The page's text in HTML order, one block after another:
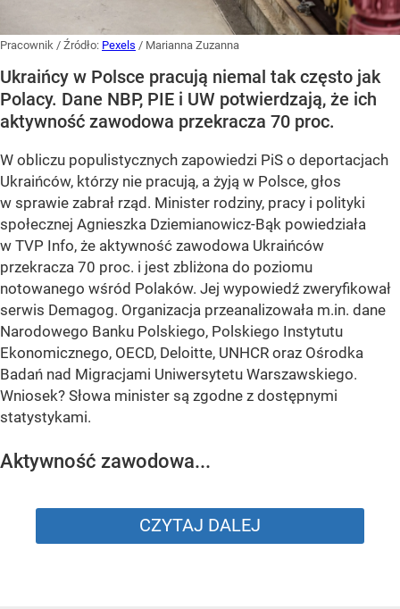
Pracownik / Źródło: Pexels / Marianna Zuzanna
Ukraińcy w Polsce pracują niemal tak często jak
Polacy. Dane NBP, PIE i UW potwierdzają, że ich
aktywność zawodowa przekracza 70 proc.
W obliczu populistycznych zapowiedzi PiS o deportacjach
Ukraińców, którzy nie pracują, a żyją w Polsce, głos
w sprawie zabrał rząd. Minister rodziny, pracy i polityki
społecznej Agnieszka Dziemianowicz-Bąk powiedziała
w TVP Info, że aktywność zawodowa Ukraińców
przekracza 70 proc. i jest zbliżona do poziomu
notowanego wśród Polaków. Jej wypowiedź zweryfikował
serwis Demagog. Organizacja przeanalizowała m.in. dane
Narodowego Banku Polskiego, Polskiego Instytutu
Ekonomicznego, OECD, Deloitte, UNHCR oraz Ośrodka
Badań nad Migracjami Uniwersytetu Warszawskiego.
Wniosek? Słowa minister są zgodne z dostępnymi
statystykami.
Aktywność zawodowa...
CZYTAJ DALEJ